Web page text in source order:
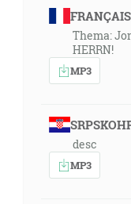
FRANÇAIS
Thema:
HERRN!
MP3
desc
MP3